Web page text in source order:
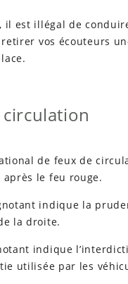
il est illégal de
vos écouteurs
circulation
de feux de
le feu rouge.
indique la
la droite.
indique
utilisée par les